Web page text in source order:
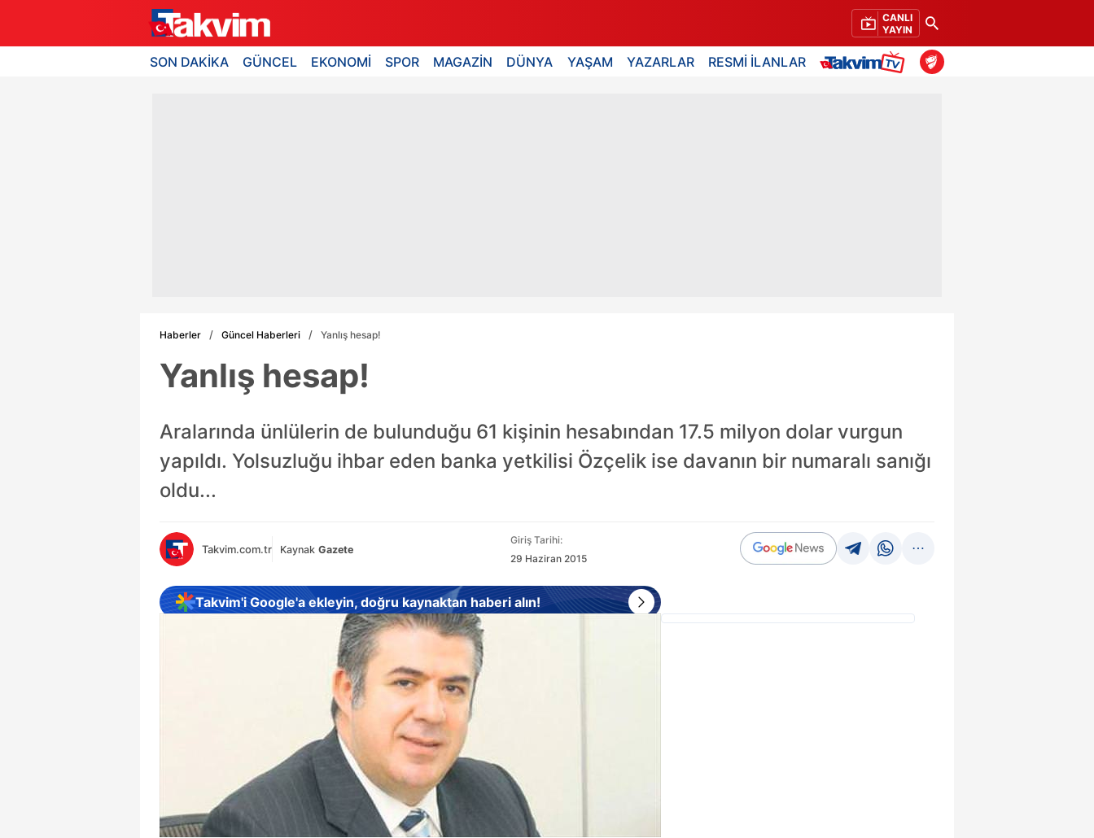
CANLI
YAYIN
SON DAKİKA GÜNCEL EKONOMİ SPOR MAGAZİN DÜNYA YAŞAM YAZARLAR RESMİ İLANLAR
Haberler Güncel Haberleri Yanlış hesap!
Yanlış hesap!
Aralarında ünlülerin de bulunduğu 61 kişinin hesabından 17.5 milyon dolar vurgun
yapıldı. Yolsuzluğu ihbar eden banka yetkilisi Özçelik ise davanın bir numaralı sanığı
oldu...
Takvim.com.tr Kaynak Gazete
Giriş Tarihi:
29 Haziran 2015
Takvim'i Google'a ekleyin, doğru kaynaktan haberi alın!